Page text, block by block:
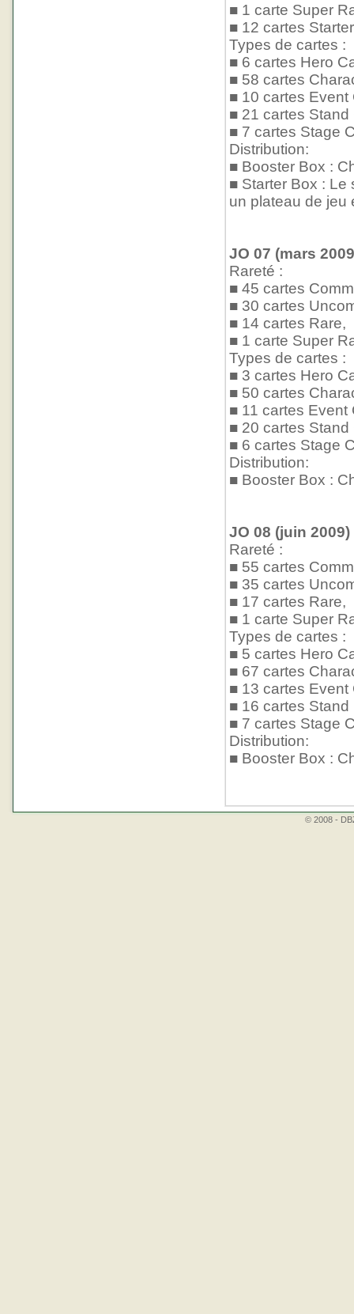
■ 1 carte Super
■ 12 cartes
Types de cartes :
■ 6 cartes Hero
■ 58 cartes
■ 10 cartes Event
■ 21 cartes Stand
■ 7 cartes Stage
Distribution:
■ Booster Box :
■ Starter Box : Le
un plateau de jeu
JO 07 (mars
Rareté :
■ 45 cartes
■ 30 cartes
■ 14 cartes Rare,
■ 1 carte Super
Types de cartes :
■ 3 cartes Hero
■ 50 cartes
■ 11 cartes Event
■ 20 cartes Stand
■ 6 cartes Stage
Distribution:
■ Booster Box :
JO 08 (juin
Rareté :
■ 55 cartes
■ 35 cartes
■ 17 cartes Rare,
■ 1 carte Super
Types de cartes :
■ 5 cartes Hero
■ 67 cartes
■ 13 cartes Event
■ 16 cartes Stand
■ 7 cartes Stage
Distribution:
■ Booster Box :
© 2008 -